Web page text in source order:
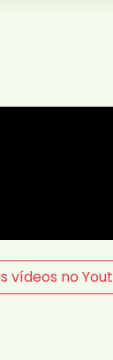
vídeos no